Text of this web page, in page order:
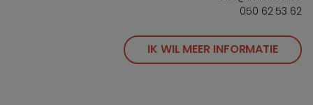
050 62 53 62
IK WIL MEER INFORMATIE